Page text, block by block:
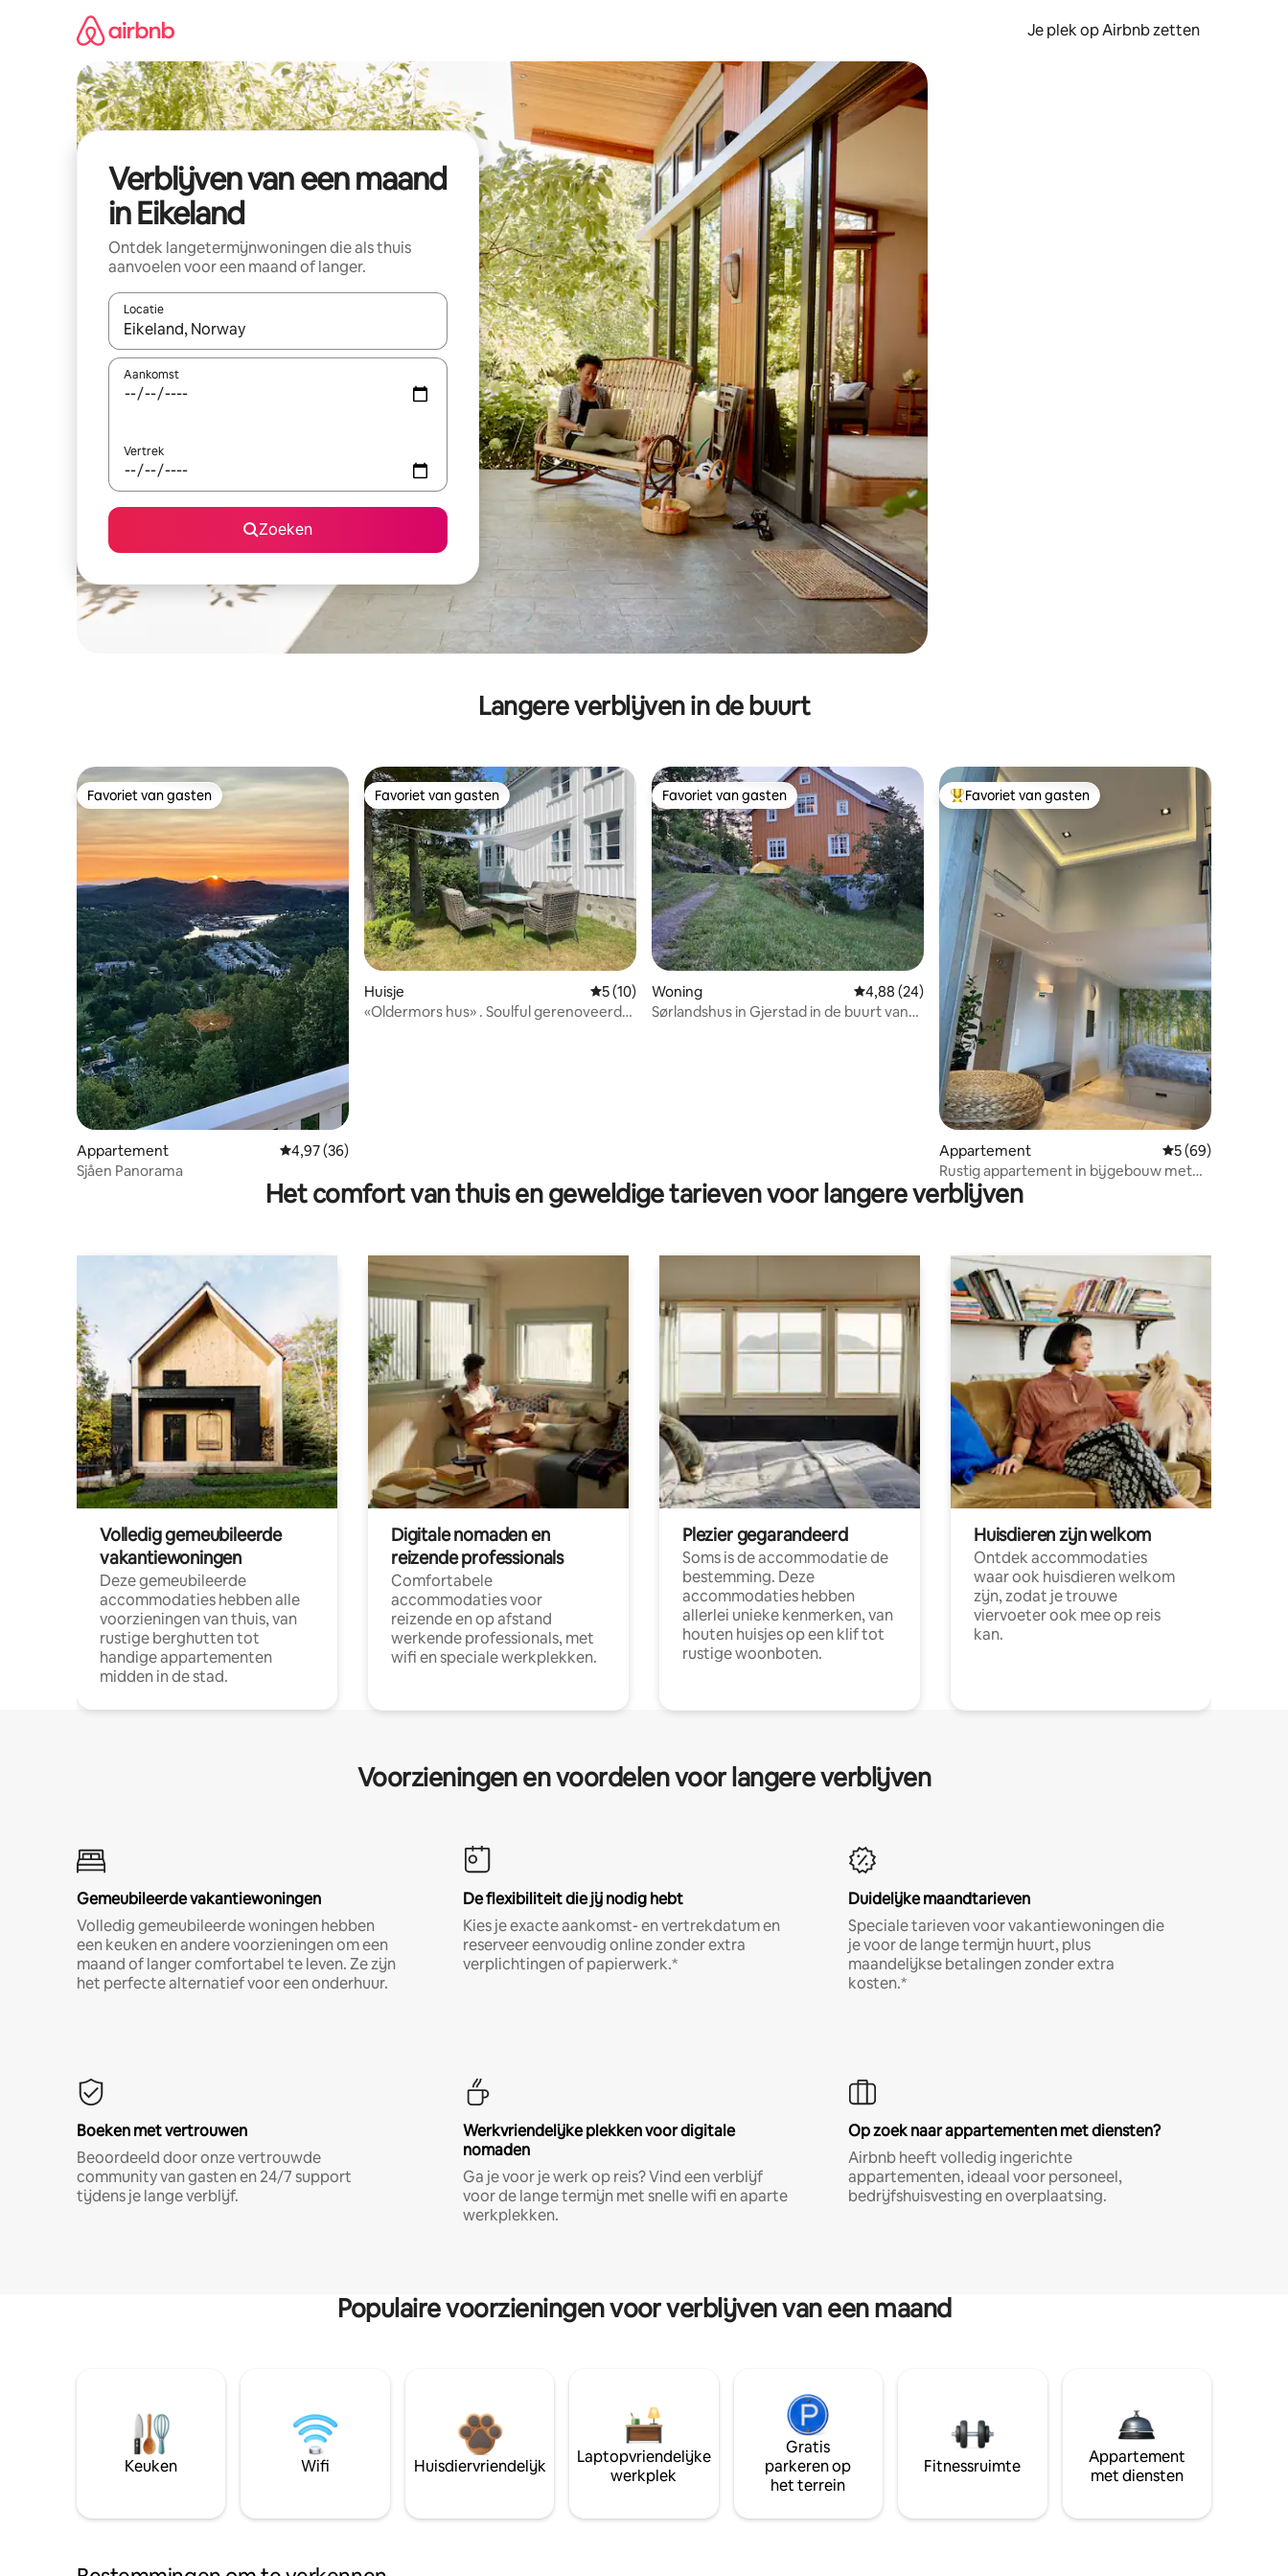
Je plek op Airbnb zetten
Verblijven van een maand
in Eikeland
Ontdek langetermijnwoningen die als thuis
aanvoelen voor een maand of langer.
Locatie
Wanneer er resultaten beschikbaar zijn, maak je een keuze met je de pijltjestoetsen omhoog en omlaag, óf door te tikken of swipen.
Aankomst
Vertrek
Zoeken
Langere verblijven in de buurt
Favoriet van gasten
Favoriet van gasten
Appartement Gemiddelde beoordeling van 4,97 op 5, 36 recensies
4,97 (36)
Sjåen Panorama
Favoriet van gasten
Favoriet van gasten
Huisje Gemiddelde beoordeling van 5 op 5, 10 recensies
5 (10)
«Oldermors hus» . Soulful gerenoveerde
Favoriet van gasten
Favoriet van gasten
Woning Gemiddelde beoordeling van 4,88 op 5, 24 recensies
4,88 (24)
Sørlandshus in Gjerstad in de buurt van
Topfavoriet van gasten
Favoriet van gasten
Appartement Gemiddelde
5 (69)
Rustig appartement in bijgebouw met
spa-douche en badkuip
Het comfort van thuis en geweldige tarieven voor langere verblijven
Volledig gemeubileerde
vakantiewoningen
Deze gemeubileerde
accommodaties hebben alle
voorzieningen van thuis, van
rustige berghutten tot
handige appartementen
midden in de stad.
Digitale nomaden en
reizende professionals
Comfortabele
accommodaties voor
reizende en op afstand
werkende professionals, met
wifi en speciale werkplekken.
Plezier gegarandeerd
Soms is de accommodatie de
bestemming. Deze
accommodaties hebben
allerlei unieke kenmerken, van
houten huisjes op een klif tot
rustige woonboten.
Huisdieren zijn welkom
Ontdek accommodaties
waar ook huisdieren welkom
zijn, zodat je trouwe
viervoeter ook mee op reis
kan.
Voorzieningen en voordelen voor langere verblijven
Gemeubileerde vakantiewoningen
Volledig gemeubileerde woningen hebben
een keuken en andere voorzieningen om een
maand of langer comfortabel te leven. Ze zijn
het perfecte alternatief voor een onderhuur.
De flexibiliteit die jij nodig hebt
Kies je exacte aankomst- en vertrekdatum en
reserveer eenvoudig online zonder extra
verplichtingen of papierwerk.*
Duidelijke maandtarieven
Speciale tarieven voor vakantiewoningen die
je voor de lange termijn huurt, plus
maandelijkse betalingen zonder extra
kosten.*
Boeken met vertrouwen
Beoordeeld door onze vertrouwde
community van gasten en 24/7 support
tijdens je lange verblijf.
Werkvriendelijke plekken voor digitale
nomaden
Ga je voor je werk op reis? Vind een verblijf
voor de lange termijn met snelle wifi en aparte
werkplekken.
Op zoek naar appartementen met diensten?
Airbnb heeft volledig ingerichte
appartementen, ideaal voor personeel,
bedrijfshuisvesting en overplaatsing.
Populaire voorzieningen voor verblijven van een maand
Keuken Wifi Huisdiervriendelijk
Laptopvriendelijke
werkplek
Gratis
parkeren op
het terrein
Fitnessruimte
Appartement
met diensten